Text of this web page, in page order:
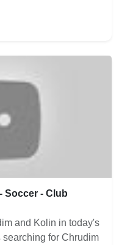
Soccer - Club
and Kolin in today's
for Chrudim